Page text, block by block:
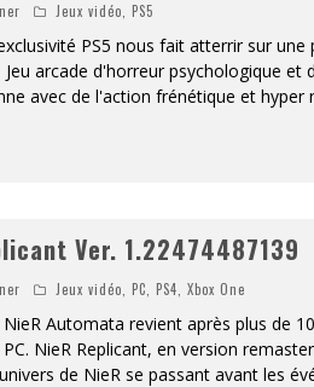
Jeux vidéo ,PS5
PS5 nous fait atterrir sur
Jeu arcade d'horreur psychologique et
avec de l'action frénétique et hyper
Ver. 1.22474487139
Jeux vidéo ,PC ,PS4 ,Xbox One
Automata revient après plus de
NieR Replicant, en version
de NieR se passant avant les